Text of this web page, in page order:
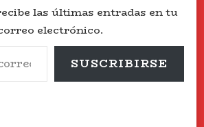
las últimas entradas en tu
electrónico.
SUSCRIBIRSE